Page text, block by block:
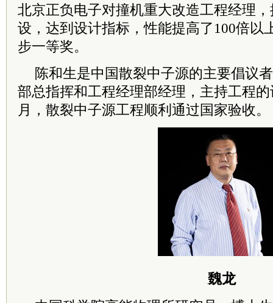
北京正负电子对撞机重大改造工程经理
设，达到设计指标，性能提高了100倍以
步一等奖。
陈和生是中国散裂中子源的主要倡议
部总指挥和工程经理部经理，主持工程
月，散裂中子源工程顺利通过国家验收。
魏龙